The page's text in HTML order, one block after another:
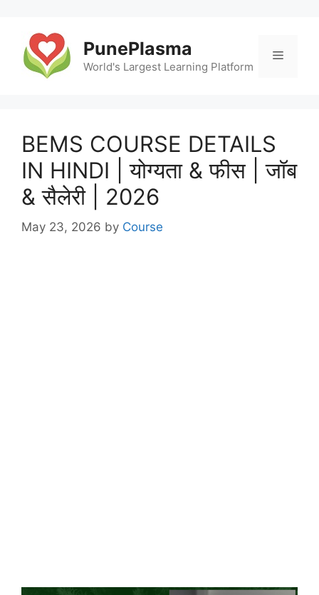
content
PunePlasma
World's Largest Learning Platform
Menu
BEMS COURSE DETAILS
IN HINDI | योग्यता & फीस | जॉब
& सैलेरी | 2026
May 23, 2026 by Course